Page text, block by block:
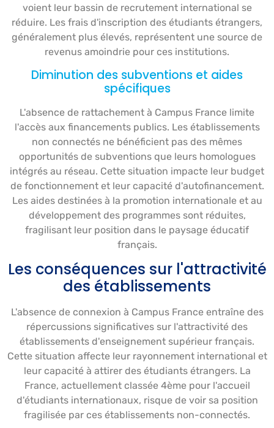
voient leur bassin de recrutement international se
réduire. Les frais d'inscription des étudiants étrangers,
généralement plus élevés, représentent une source de
revenus amoindrie pour ces institutions.
Diminution des subventions et aides
spécifiques
L'absence de rattachement à Campus France limite
l'accès aux financements publics. Les établissements
non connectés ne bénéficient pas des mêmes
opportunités de subventions que leurs homologues
intégrés au réseau. Cette situation impacte leur budget
de fonctionnement et leur capacité d'autofinancement.
Les aides destinées à la promotion internationale et au
développement des programmes sont réduites,
fragilisant leur position dans le paysage éducatif
français.
Les conséquences sur l'attractivité
des établissements
L'absence de connexion à Campus France entraîne des
répercussions significatives sur l'attractivité des
établissements d'enseignement supérieur français.
Cette situation affecte leur rayonnement international et
leur capacité à attirer des étudiants étrangers. La
France, actuellement classée 4ème pour l'accueil
d'étudiants internationaux, risque de voir sa position
fragilisée par ces établissements non-connectés.